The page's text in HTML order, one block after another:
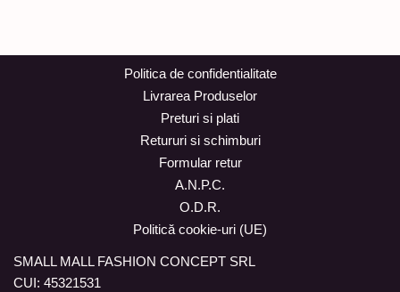
Politica de confidentialitate
Livrarea Produselor
Preturi si plati
Retururi si schimburi
Formular retur
A.N.P.C.
O.D.R.
Politică cookie-uri (UE)
SMALL MALL FASHION CONCEPT SRL
CUI: 45321531